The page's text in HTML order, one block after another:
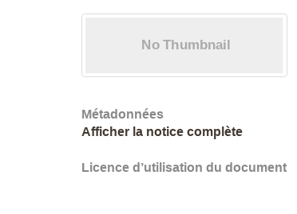
Métadonnées
Afficher la notice complète
Licence d’utilisation du document